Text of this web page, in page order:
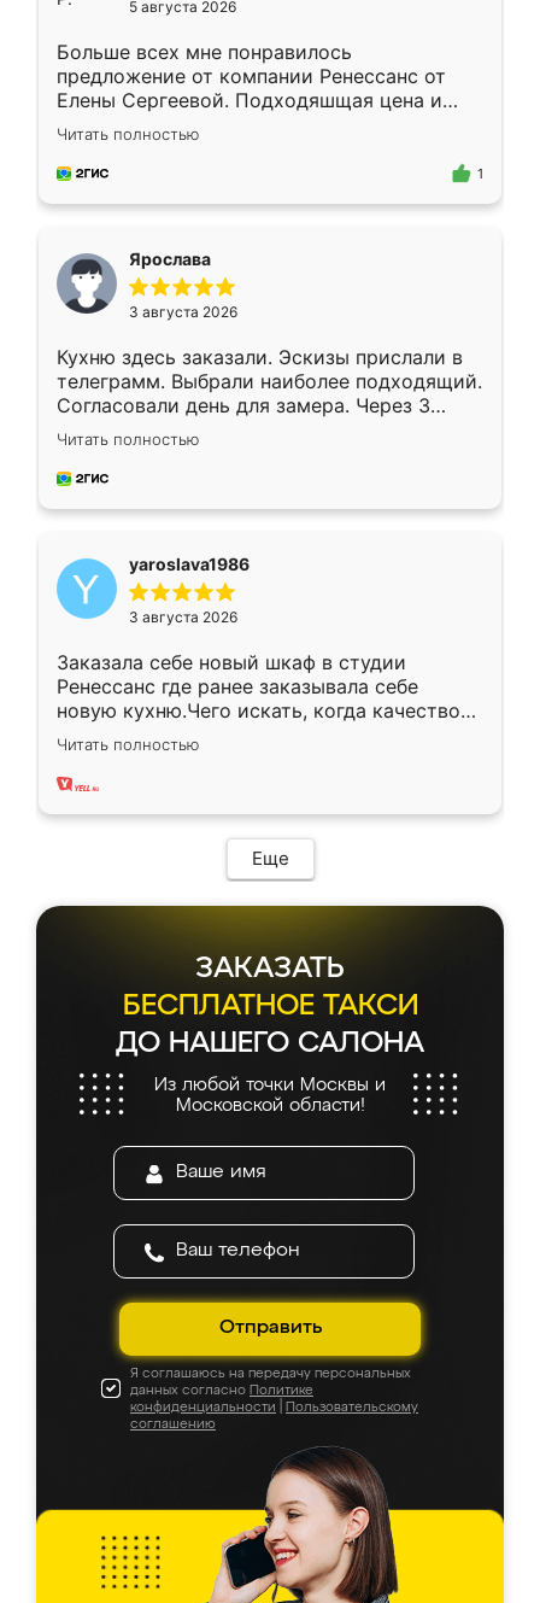
5 августа 2026
Больше всех мне понравилось
предложение от компании Ренессанс от
Елены Сергеевой. Подходяшщая цена и
короткие сроки изготовления. Приехавший
для замера сотрудник Владислав
предложил по моему эскизу самый
Читать полностью
1
Ярослава
3 августа 2026
Кухню здесь заказали. Эскизы прислали в
телеграмм. Выбрали наиболее подходящий.
Согласовали день для замера. Через 3
недели кухня была уже готова. Остались
довольны работой. Спасибо Ренессанс
мебель за качественную работу!
Читать полностью
yaroslava1986
3 августа 2026
Заказала себе новый шкаф в студии
Ренессанс где ранее заказывала себе
новую кухню.Чего искать, когда качеством
вполне довольна. Служит кухня уже почти
два года, нареканий нет.
Читать полностью
Еще
ЗАКАЗАТЬ
БЕСПЛАТНОЕ ТАКСИ
ДО НАШЕГО САЛОНА
Из любой точки Москвы и
Московской области!
Отправить
Я соглашаюсь на передачу персональных
данных согласно Политике
конфиденциальности
Пользовательскому
соглашению